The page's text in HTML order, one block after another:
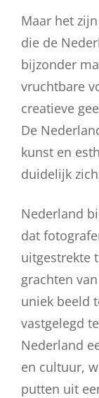
Maar het
die de
bijzonder
vruchtbare
creatieve
De
kunst en
duidelijk
Nederland
dat
uitgestrekte
grachten
uniek beeld
vastgelegd
Nederland
en cultuur,
putten uit